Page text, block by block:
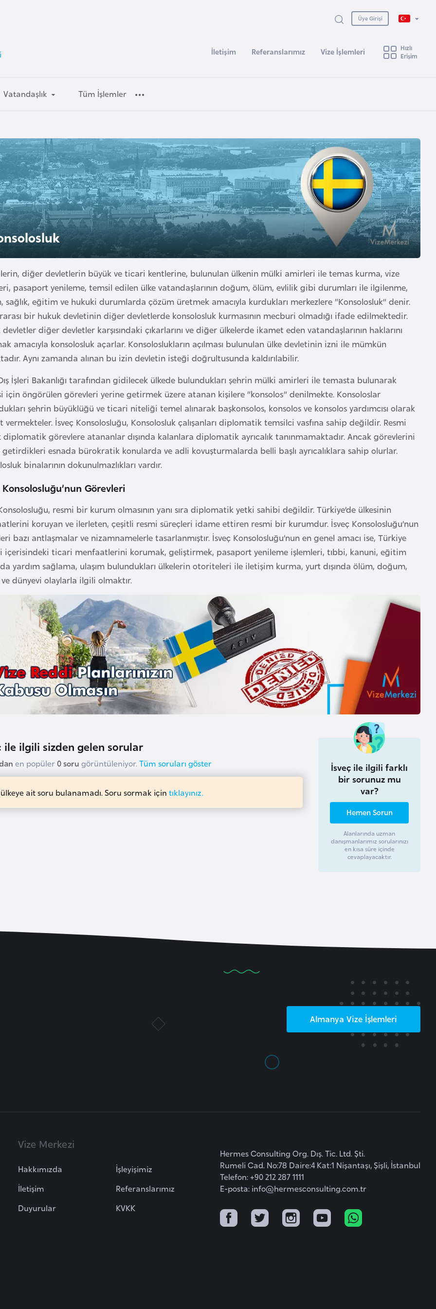
Üye Girişi
İletişim Referanslarımız Vize İşlemleri
Hızlı
Erişim
Vatandaşlık Tüm İşlemler
diğer devletlerin büyük ve ticari kentlerine, bulunulan ülkenin mülki amirleri ile temas kurma, vize
pasaport yenileme, temsil edilen ülke vatandaşlarının doğum, ölüm, evlilik gibi durumları ile ilgilenme,
sağlık, eğitim ve hukuki durumlarda çözüm üretmek amacıyla kurdukları merkezlere “Konsolosluk” denir.
bir hukuk devletinin diğer devletlerde konsolosluk kurmasının mecburi olmadığı ifade edilmektedir.
diğer devletler karşısındaki çıkarlarını ve diğer ülkelerde ikamet eden vatandaşlarının haklarını
amacıyla konsolosluk açarlar. Konsoloslukların açılması bulunulan ülke devletinin izni ile mümkün
Aynı zamanda alınan bu izin devletin isteği doğrultusunda kaldırılabilir.
İşleri Bakanlığı tarafından gidilecek ülkede bulundukları şehrin mülki amirleri ile temasta bulunarak
için öngörülen görevleri yerine getirmek üzere atanan kişilere “konsolos” denilmekte. Konsoloslar
şehrin büyüklüğü ve ticari niteliği temel alınarak başkonsolos, konsolos ve konsolos yardımcısı olarak
vermekteler. İsveç Konsolosluğu, Konsolosluk çalışanları diplomatik temsilci vasfına sahip değildir. Resmi
görevlere atananlar dışında kalanlara diplomatik ayrıcalık tanınmamaktadır. Ancak görevlerini
getirdikleri esnada bürokratik konularda ve adli kovuşturmalarda belli başlı ayrıcalıklara sahip olurlar.
binalarının dokunulmazlıkları vardır.
Görevleri
resmi bir kurum olmasının yanı sıra diplomatik yetki sahibi değildir. Türkiye’de ülkesinin
koruyan ve ilerleten, çeşitli resmi süreçleri idame ettiren resmi bir kurumdur. İsveç Konsolosluğu’nun
bazı antlaşmalar ve nizamnamelerle tasarlanmıştır. İsveç Konsolosluğu’nun en genel amacı ise, Türkiye
içerisindeki ticari menfaatlerini korumak, geliştirmek, pasaport yenileme işlemleri, tıbbi, kanuni, eğitim
yardım sağlama, ulaşım bulundukları ülkelerin otoriteleri ile iletişim kurma, yurt dışında ölüm, doğum,
ve dünyevi olaylarla ilgili olmaktır.
ile ilgili sizden gelen sorular
en popüler0 soru görüntüleniyor.Tüm soruları göster
ait soru bulanamadı. Soru sormak için tıklayınız.
İsveç ile ilgili farklı
bir sorunuz mu
var?
Hemen Sorun
Alanlarında uzman
danışmanlarımız sorularınızı
en kısa süre içinde
cevaplayacaktır.
Almanya Vize İşlemleri
Vize Merkezi
Hakkımızda
İletişim
Duyurular
İşleyişimiz
Referanslarımız
KVKK
Hermes Consulting Org. Dış. Tic. Ltd. Şti.
Rumeli Cad. No:78 Daire:4 Kat:1 Nişantaşı, Şişli, İstanbul
Telefon: +90 212 287 1111
E-posta: info@hermesconsulting.com.tr